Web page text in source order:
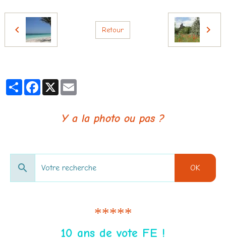
Retour
PartagerFacebook
X
Y a la photo ou pas ?
OK
*****
10 ans de vote FE !